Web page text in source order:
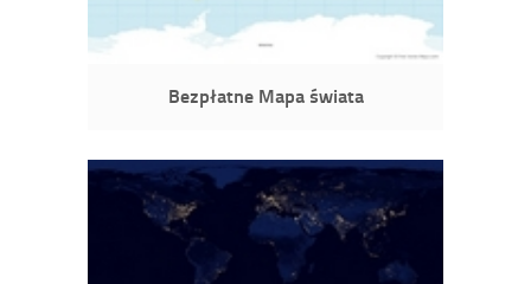
Bezpłatne Mapa świata